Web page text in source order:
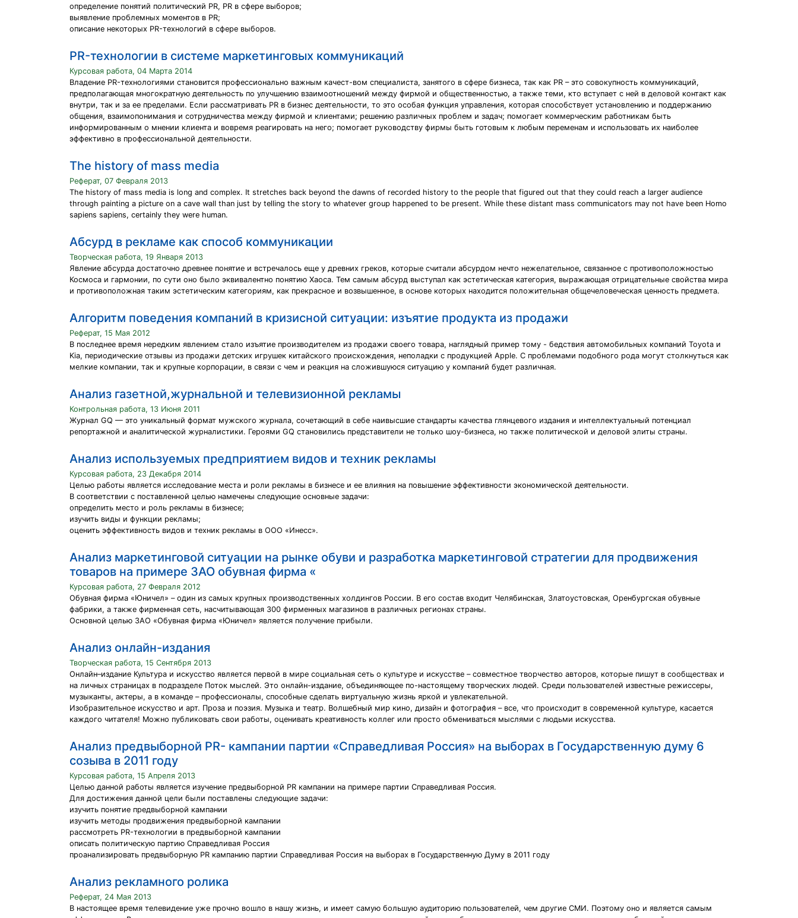
определение понятий политический PR, PR в сфере выборов;
выявление проблемных моментов в PR;
описание некоторых PR-технологий в сфере выборов.
PR-технологии в системе маркетинговых коммуникаций
Курсовая работа, 04 Марта 2014
Владение PR-технологиями становится профессионально важным качест-вом специалиста, занятого в сфере бизнеса, так как PR – это совокупность коммуникаций,
предполагающая многократную деятельность по улучшению взаимоотношений между фирмой и общественностью, а также теми, кто вступает с ней в деловой контакт как
внутри, так и за ее пределами. Если рассматривать PR в бизнес деятельности, то это особая функция управления, которая способствует установлению и поддержанию
общения, взаимопонимания и сотрудничества между фирмой и клиентами; решению различных проблем и задач; помогает коммерческим работникам быть
информированным о мнении клиента и вовремя реагировать на него; помогает руководству фирмы быть готовым к любым переменам и использовать их наиболее
эффективно в профессиональной деятельности.
The history of mass media
Реферат, 07 Февраля 2013
The history of mass media is long and complex. It stretches back beyond the dawns of recorded history to the people that figured out that they could reach a larger audience
through painting a picture on a cave wall than just by telling the story to whatever group happened to be present. While these distant mass communicators may not have been Homo
sapiens sapiens, certainly they were human.
Абсурд в рекламе как способ коммуникации
Творческая работа, 19 Января 2013
Явление абсурда достаточно древнее понятие и встречалось еще у древних греков, которые считали абсурдом нечто нежелательное, связанное с противоположностью
Космоса и гармонии, по сути оно было эквивалентно понятию Хаоса. Тем самым абсурд выступал как эстетическая категория, выражающая отрицательные свойства мира
и противоположная таким эстетическим категориям, как прекрасное и возвышенное, в основе которых находится положительная общечеловеческая ценность предмета.
Алгоритм поведения компаний в кризисной ситуации: изъятие продукта из продажи
Реферат, 15 Мая 2012
В последнее время нередким явлением стало изъятие производителем из продажи своего товара, наглядный пример тому - бедствия автомобильных компаний Toyota и
Kia, периодические отзывы из продажи детских игрушек китайского происхождения, неполадки с продукцией Apple. С проблемами подобного рода могут столкнуться как
мелкие компании, так и крупные корпорации, в связи с чем и реакция на сложившуюся ситуацию у компаний будет различная.
Анализ газетной,журнальной и телевизионной рекламы
Контрольная работа, 13 Июня 2011
Журнал GQ — это уникальный формат мужского журнала, сочетающий в себе наивысшие стандарты качества глянцевого издания и интеллектуальный потенциал
репортажной и аналитической журналистики. Героями GQ становились представители не только шоу-бизнеса, но также политической и деловой элиты страны.
Анализ используемых предприятием видов и техник рекламы
Курсовая работа, 23 Декабря 2014
Целью работы является исследование места и роли рекламы в бизнесе и ее влияния на повышение эффективности экономической деятельности.
В соответствии с поставленной целью намечены следующие основные задачи:
определить место и роль рекламы в бизнесе;
изучить виды и функции рекламы;
оценить эффективность видов и техник рекламы в ООО «Инесс».
Анализ маркетинговой ситуации на рынке обуви и разработка маркетинговой стратегии для продвижения
товаров на примере ЗАО обувная фирма «
Курсовая работа, 27 Февраля 2012
Обувная фирма «Юничел» – один из самых крупных производственных холдингов России. В его состав входит Челябинская, Златоустовская, Оренбургская обувные
фабрики, а также фирменная сеть, насчитывающая 300 фирменных магазинов в различных регионах страны.
Основной целью ЗАО «Обувная фирма «Юничел» является получение прибыли.
Анализ онлайн-издания
Творческая работа, 15 Сентября 2013
Онлайн–издание Культура и искусство является первой в мире социальная сеть о культуре и искусстве – совместное творчество авторов, которые пишут в сообществах и
на личных страницах в подразделе Поток мыслей. Это онлайн-издание, объединяющее по-настоящему творческих людей. Среди пользователей известные режиссеры,
музыканты, актеры, а в команде – профессионалы, способные сделать виртуальную жизнь яркой и увлекательной.
Изобразительное искусство и арт. Проза и поэзия. Музыка и театр. Волшебный мир кино, дизайн и фотография – все, что происходит в современной культуре, касается
каждого читателя! Можно публиковать свои работы, оценивать креативность коллег или просто обмениваться мыслями с людьми искусства.
Анализ предвыборной PR- кампании партии «Справедливая Россия» на выборах в Государственную думу 6
созыва в 2011 году
Курсовая работа, 15 Апреля 2013
Целью данной работы является изучение предвыборной PR кампании на примере партии Справедливая Россия.
Для достижения данной цели были поставлены следующие задачи:
изучить понятие предвыборной кампании
изучить методы продвижения предвыборной кампании
рассмотреть PR-технологии в предвыборной кампании
описать политическую партию Справедливая Россия
проанализировать предвыборную PR кампанию партии Справедливая Россия на выборах в Государственную Думу в 2011 году
Анализ рекламного ролика
Реферат, 24 Мая 2013
В настоящее время телевидение уже прочно вошло в нашу жизнь, и имеет самую большую аудиторию пользователей, чем другие СМИ. Поэтому оно и является самым